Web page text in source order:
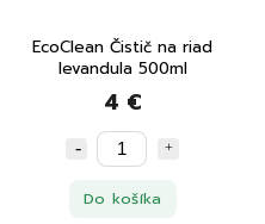
EcoClean Čistič na riad
levandula 500ml
4 €
Do košíka